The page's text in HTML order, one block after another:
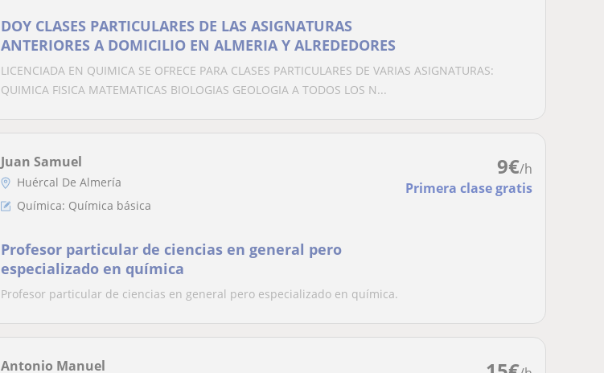
DOY CLASES PARTICULARES DE LAS ASIGNATURAS
ANTERIORES A DOMICILIO EN ALMERIA Y ALREDEDORES
LICENCIADA EN QUIMICA SE OFRECE PARA CLASES PARTICULARES DE VARIAS ASIGNATURAS:
QUIMICA FISICA MATEMATICAS BIOLOGIAS GEOLOGIA A TODOS LOS N...
9€/h
Primera clase gratis
Juan Samuel
Huércal De Almería
Química: Química básica
Profesor particular de ciencias en general pero
especializado en química
Profesor particular de ciencias en general pero especializado en química.
Antonio Manuel